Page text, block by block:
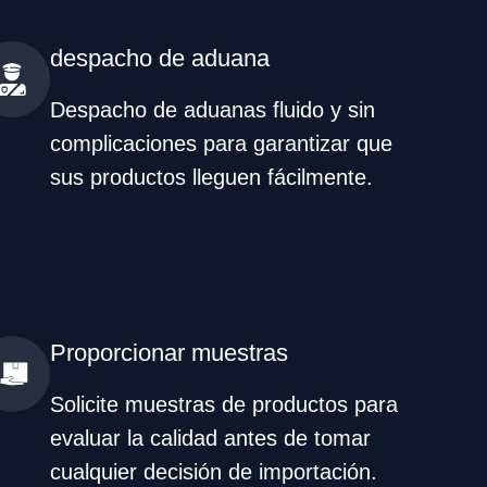
despacho de aduana
Despacho de aduanas fluido y sin
complicaciones para garantizar que
sus productos lleguen fácilmente.
Proporcionar muestras
Solicite muestras de productos para
evaluar la calidad antes de tomar
cualquier decisión de importación.